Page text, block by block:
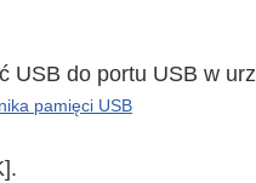
USB do portu USB w
pamięci USB